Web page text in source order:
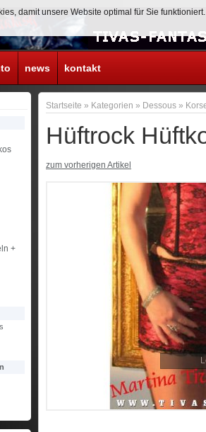
news kontakt
Startseite » Kategorien » Dessous »
Hüftrock
zum vorherigen Artikel
+
damit unsere Website optimal für Sie